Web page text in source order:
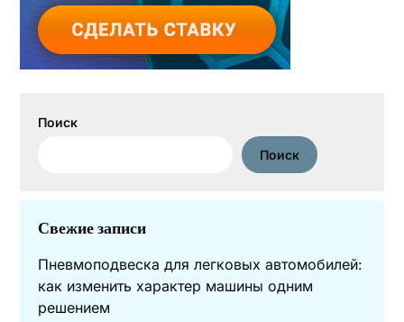
Поиск
Поиск
Свежие записи
Пневмоподвеска для легковых автомобилей:
как изменить характер машины одним
решением